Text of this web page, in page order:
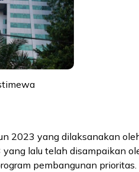
2023 yang dilaksanakan
lalu telah disampaikan
pembangunan